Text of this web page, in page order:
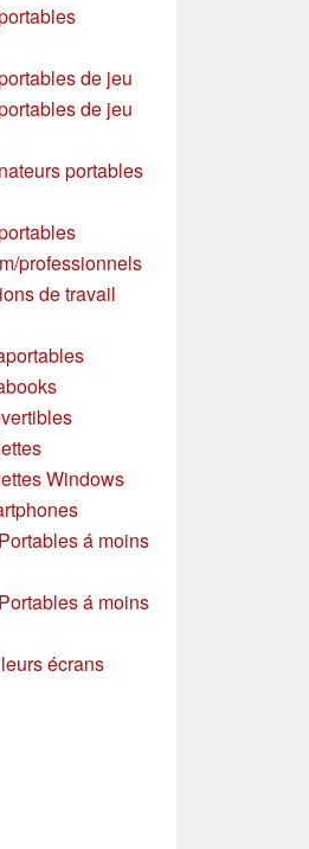
de jeu
de jeu
portables
professionnels
de travail
Windows
á moins
á moins
écrans